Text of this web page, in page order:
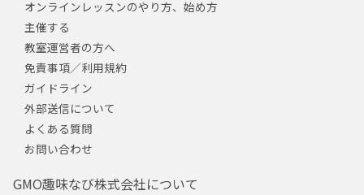
オンラインレッスンのやり方、始め方
主催する
教室運営者の方へ
免責事項／利用規約
ガイドライン
外部送信について
よくある質問
お問い合わせ
GMO趣味なび株式会社について